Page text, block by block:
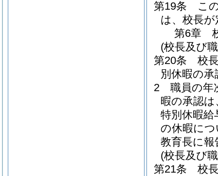
第19条
こ
は、校長
第6章
(校長及び
第20条
校
別休暇の
2
職員の年
暇の承認
特別休暇
の休暇に
教育長に
(校長及び
第21条
校